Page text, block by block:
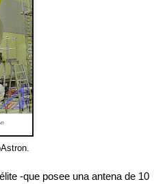
-que posee una antena de 10